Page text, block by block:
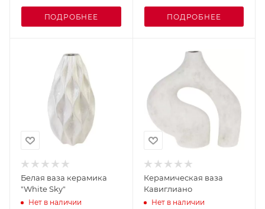
ПОДРОБНЕЕ ПОДРОБНЕЕ
Белая ваза керамика
"White Sky"
Нет в наличии
Керамическая ваза
Кавиглиано
Нет в наличии